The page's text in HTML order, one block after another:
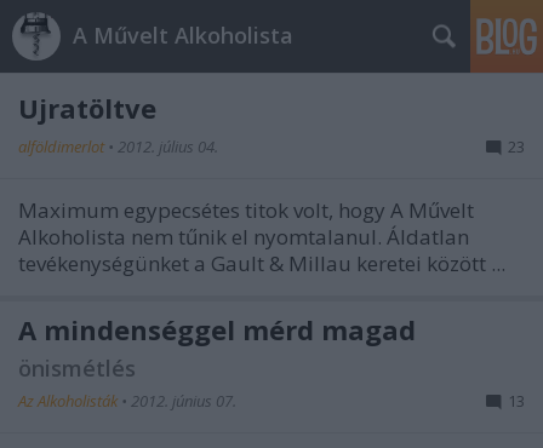
A Művelt Alkoholista
Újratöltve
alföldimerlot • 2012. július 04. 23
Maximum egypecsétes titok volt, hogy A Művelt
Alkoholista nem tűnik el nyomtalanul. Áldatlan
tevékenységünket a Gault & Millau keretei között ...
A mindenséggel mérd magad
önismétlés
Az Alkoholisták • 2012. június 07. 13